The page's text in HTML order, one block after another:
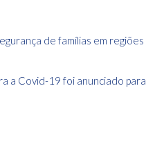
de famílias em regiões
a Covid-19 foi anunciado para